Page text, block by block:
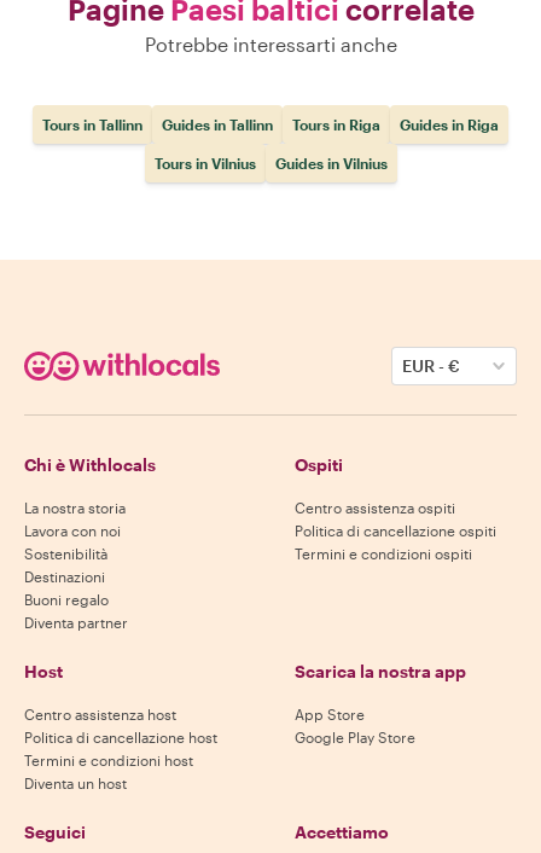
Pagine Paesi baltici correlate
Potrebbe interessarti anche
Tours in Tallinn Guides in Tallinn Tours in Riga Guides in Riga
Tours in Vilnius Guides in Vilnius
EUR-€
Chi è Withlocals
La nostra storia
Lavora con noi
Sostenibilità
Destinazioni
Buoni regalo
Diventa partner
Ospiti
Centro assistenza ospiti
Politica di cancellazione ospiti
Termini e condizioni ospiti
Host
Centro assistenza host
Politica di cancellazione host
Termini e condizioni host
Diventa un host
Scarica la nostra app
App Store
Google Play Store
Seguici Accettiamo